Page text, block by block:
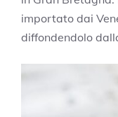
importato dai
diffondendolo